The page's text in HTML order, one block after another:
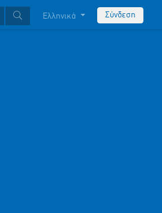
Ελληνικά Σύνδεση